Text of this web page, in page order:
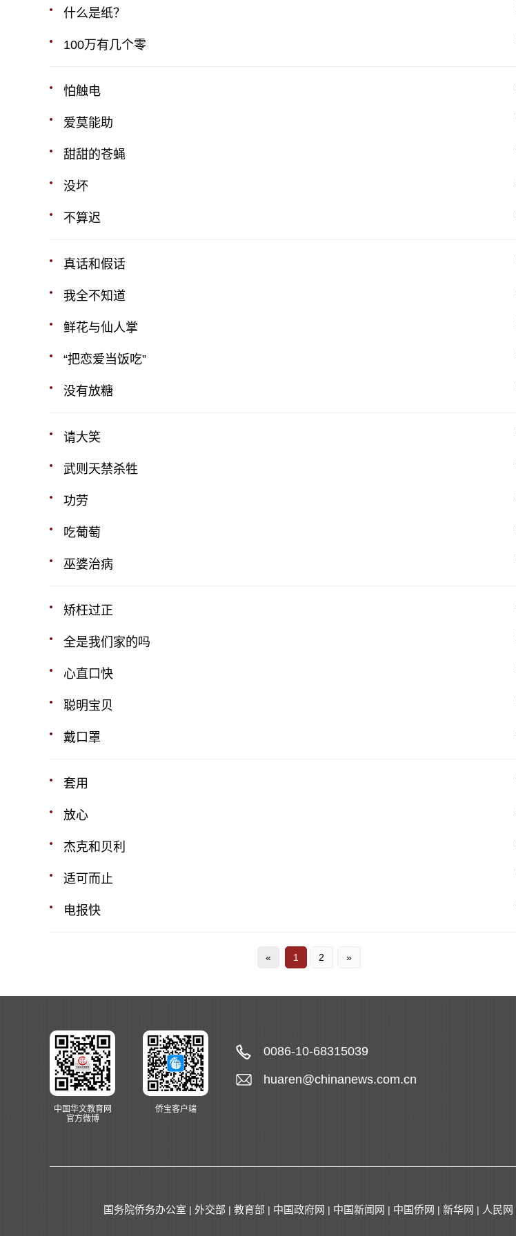
什么是纸？
100万有几个零
怕触电
爱莫能助
甜甜的苍蝇
没坏
不算迟
真话和假话
我全不知道
鲜花与仙人掌
“把恋爱当饭吃”
没有放糖
请大笑
武则天禁杀牲
功劳
吃葡萄
巫婆治病
矫枉过正
全是我们家的吗
心直口快
聪明宝贝
戴口罩
套用
放心
杰克和贝利
适可而止
电报快
« 1 2 »
中国华文教育网
官方微博
侨宝客户端
0086-10-68315039
huaren@chinanews.com.cn
国务院侨务办公室 | 外交部 | 教育部 | 中国政府网 | 中国新闻网 | 中国侨网 | 新华网 | 人民网